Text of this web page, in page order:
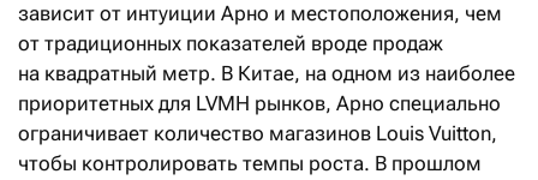
зависит от интуиции Арно и местоположения, чем
от традиционных показателей вроде продаж
на квадратный метр. В Китае, на одном из наиболее
приоритетных для LVMH рынков, Арно специально
ограничивает количество магазинов Louis Vuitton,
чтобы контролировать темпы роста. В прошлом